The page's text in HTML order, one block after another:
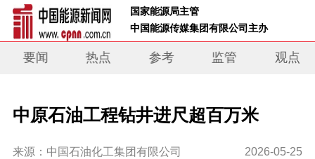
国家能源局主管
中国能源传媒集团有限公司主办
要闻 热点 参考 监管 观点
中原石油工程钻井进尺超百万米
来源：中国石油化工集团有限公司 2026-05-25